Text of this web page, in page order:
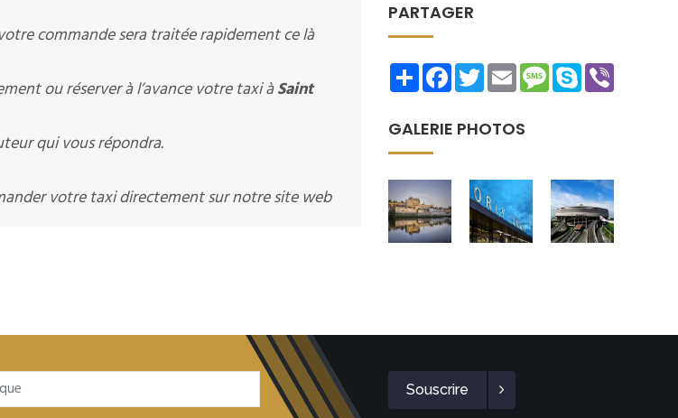
commande sera traitée rapidement ce là
ou réserver à l’avance votre taxi àSaint
qui vous répondra.
votre taxi directement sur notre site web
PARTAGER
ShareFacebookTwitterEmailMessage
Skype
GALERIE PHOTOS
Souscrire